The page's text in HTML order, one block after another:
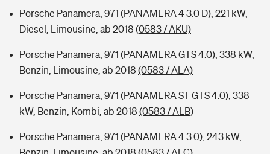
Porsche Panamera, 971 (PANAMERA 4 3.0 D), 221 kW,
Diesel, Limousine, ab 2018 (0583 / AKU)
Porsche Panamera, 971 (PANAMERA GTS 4.0), 338 kW,
Benzin, Limousine, ab 2018 (0583 / ALA)
Porsche Panamera, 971 (PANAMERA ST GTS 4.0), 338
kW, Benzin, Kombi, ab 2018 (0583 / ALB)
Porsche Panamera, 971 (PANAMERA 4 3.0), 243 kW,